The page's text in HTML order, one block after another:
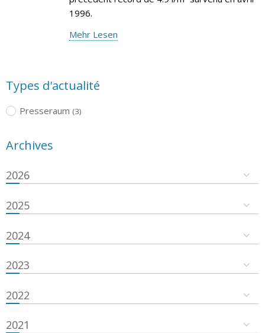
1996.
Mehr Lesen
Types d'actualité
Presseraum (3)
Archives
2026
2025
2024
2023
2022
2021